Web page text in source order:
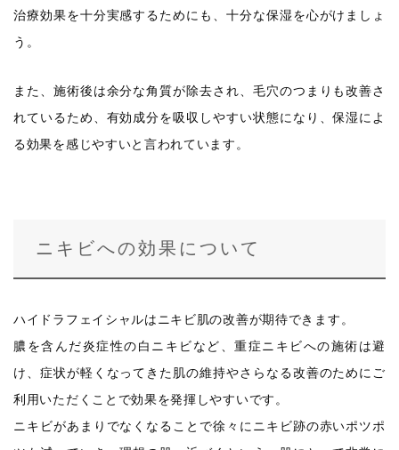
治療効果を十分実感するためにも、十分な保湿を心がけましょ
う。
また、施術後は余分な角質が除去され、毛穴のつまりも改善さ
れているため、有効成分を吸収しやすい状態になり、保湿によ
る効果を感じやすいと言われています。
ニキビへの効果について
ハイドラフェイシャルはニキビ肌の改善が期待できます。
膿を含んだ炎症性の白ニキビなど、重症ニキビへの施術は避
け、症状が軽くなってきた肌の維持やさらなる改善のためにご
利用いただくことで効果を発揮しやすいです。
ニキビがあまりでなくなることで徐々にニキビ跡の赤いポツポ